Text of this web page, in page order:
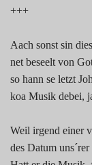
+++
Aach sonst sin
net beseelt von
so hann se letzt
koa Musik debei,
Weil irgend einer
des Datum